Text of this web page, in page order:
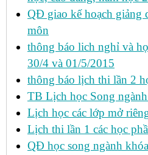
QĐ giao kế hoạch giảng
môn
thông báo lich nghỉ và
30/4 và 01/5/2015
thông báo lịch thi lần 2
TB Lịch học Song
Lịch học các lớp mở
Lịch thi lần 1 các học
QĐ học song ngành